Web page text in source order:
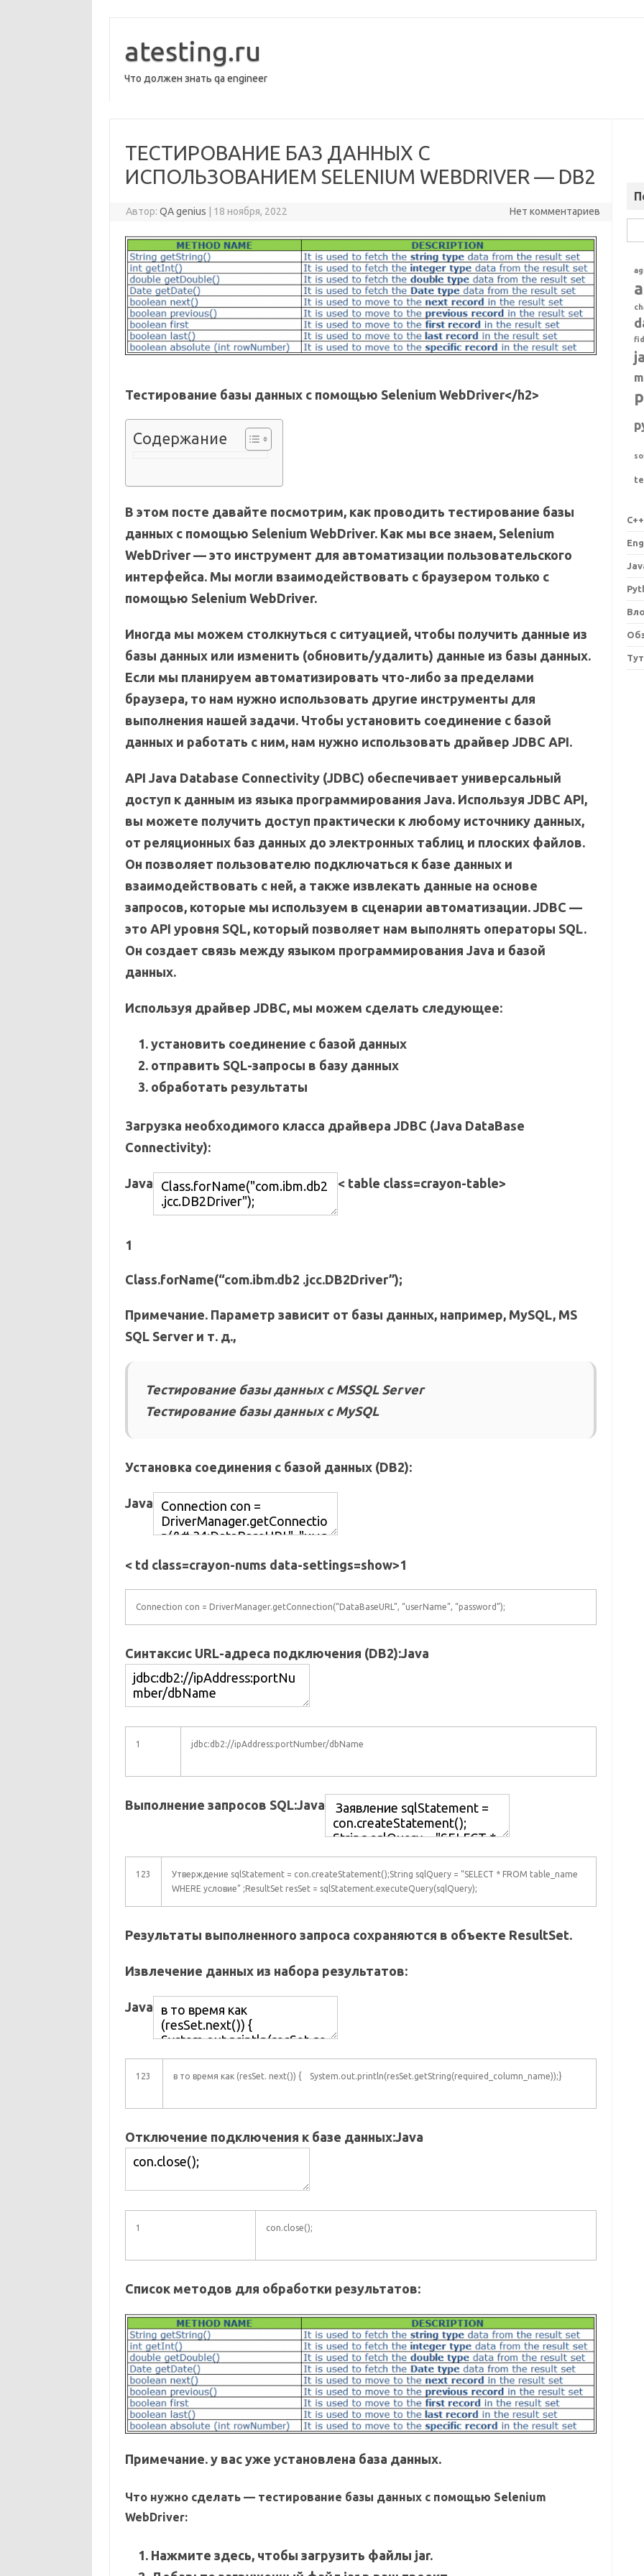
содержимому
atesting.ru
Что должен знать qa engineer
ТЕСТИРОВАНИЕ БАЗ ДАННЫХ С
ИСПОЛЬЗОВАНИЕМ SELENIUM WEBDRIVER — DB2
Автор:QA genius 18 ноября, 2022 Нет комментариев
Тестирование базы данных с помощью Selenium WebDriver</h2>
Содержание
В этом посте давайте посмотрим, как проводить тестирование базы
данных с помощью Selenium WebDriver. Как мы все знаем, Selenium
WebDriver — это инструмент для автоматизации пользовательского
интерфейса. Мы могли взаимодействовать с браузером только с
помощью Selenium WebDriver.
Иногда мы можем столкнуться с ситуацией, чтобы получить данные из
базы данных или изменить (обновить/удалить) данные из базы данных.
Если мы планируем автоматизировать что-либо за пределами
браузера, то нам нужно использовать другие инструменты для
выполнения нашей задачи. Чтобы установить соединение с базой
данных и работать с ним, нам нужно использовать драйвер JDBC API.
API Java Database Connectivity (JDBC) обеспечивает универсальный
доступ к данным из языка программирования Java. Используя JDBC API,
вы можете получить доступ практически к любому источнику данных,
от реляционных баз данных до электронных таблиц и плоских файлов.
Он позволяет пользователю подключаться к базе данных и
взаимодействовать с ней, а также извлекать данные на основе
запросов, которые мы используем в сценарии автоматизации. JDBC —
это API уровня SQL, который позволяет нам выполнять операторы SQL.
Он создает связь между языком программирования Java и базой
данных.
Используя драйвер JDBC, мы можем сделать следующее:
установить соединение с базой данных
отправить SQL-запросы в базу данных
обработать результаты
Загрузка необходимого класса драйвера JDBC (Java DataBase
Connectivity):
Java < table class=crayon-table>
1
Class.forName(“com.ibm.db2 .jcc.DB2Driver”);
Примечание. Параметр зависит от базы данных, например, MySQL, MS
SQL Server и т. д.,
Тестирование базы данных с MSSQL Server
Тестирование базы данных с MySQL
Установка соединения с базой данных (DB2):
Java
< td class=crayon-nums data-settings=show>1
Connection con = DriverManager.getConnection(“DataBaseURL”, “userName”, “password”);
Синтаксис URL-адреса подключения (DB2):Java
1 jdbc:db2://ipAddress:portNumber/dbName
Выполнение запросов SQL:Java
123
Утверждение sqlStatement = con.createStatement();String sqlQuery = “SELECT * FROM table_name
WHERE условие” ;ResultSet resSet = sqlStatement.executeQuery(sqlQuery);
Результаты выполненного запроса сохраняются в объекте ResultSet.
Извлечение данных из набора результатов:
Java
123 в то время как (resSet. next()) { System.out.println(resSet.getString(required_column_name));}
Отключение подключения к базе данных:Java
1 con.close();
Список методов для обработки результатов:
Примечание. у вас уже установлена ​​база данных.
Что нужно сделать — тестирование базы данных с помощью Selenium
WebDriver:
Нажмите здесь, чтобы загрузить файлы jar.
C++